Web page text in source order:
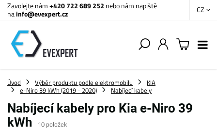
Zavolejte nám+420 722 689 252 nebo nám napiště
nainfo@evexpert.cz CZ
Úvod Výběr produktu podle elektromobilu
KIA
e-Niro 39 kWh (2019 - 2020)
Nabíjecí kabely
Nabíjecí kabely pro Kia e-Niro 39
kWh
10 položek